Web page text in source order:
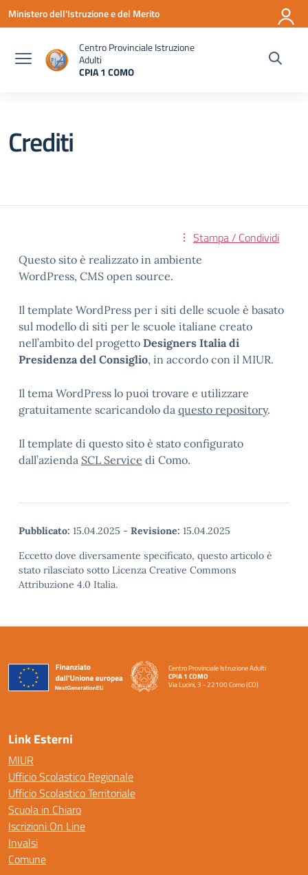
Vai ai contenuti
Vai al menu di navigazione
Vai al footer
Ministero dell'Istruzione e del Merito
Centro Provinciale Istruzione
Adulti
CPIA 1 COMO
Crediti
Stampa / Condividi
Questo sito è realizzato in ambiente
WordPress, CMS open source.
Il template WordPress per i siti delle scuole è basato
sul modello di siti per le scuole italiane creato
nell’ambito del progetto Designers Italia di
Presidenza del Consiglio, in accordo con il MIUR.
Il tema WordPress lo puoi trovare e utilizzare
gratuitamente scaricandolo da questo repository.
Il template di questo sito è stato configurato
dall’azienda SCL Service di Como.
Pubblicato: 15.04.2025 - Revisione: 15.04.2025
Eccetto dove diversamente specificato, questo articolo è
stato rilasciato sotto Licenza Creative Commons
Attribuzione 4.0 Italia.
Centro Provinciale Istruzione Adulti
CPIA 1 COMO
Via Lucini, 3 - 22100 Como (CO)
— Visita la pagina iniziale della scuola
Link Esterni
MIUR
Ufficio Scolastico Regionale
Ufficio Scolastico Territoriale
Scuola in Chiaro
Iscrizioni On Line
Invalsi
Comune